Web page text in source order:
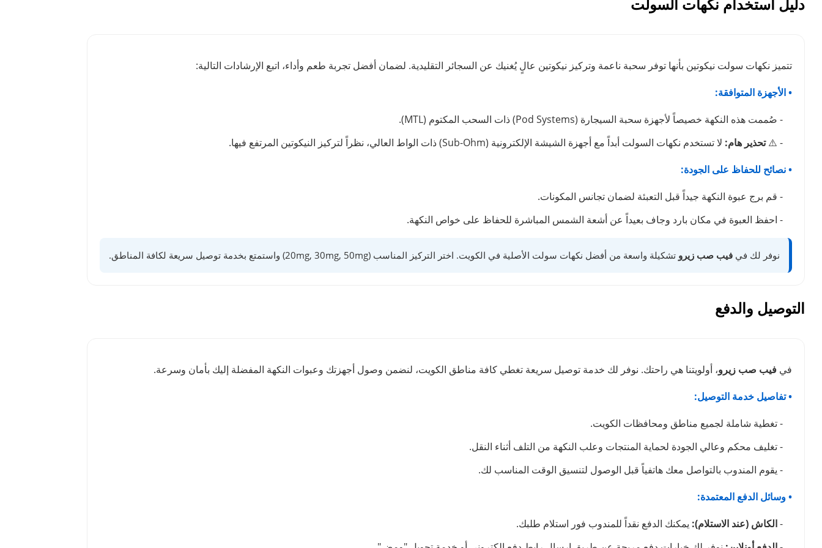
دليل استخدام نكهات السولت
تتميز نكهات سولت نيكوتين بأنها توفر سحبة ناعمة وتركيز نيكوتين عالٍ يُغنيك عن السجائر التقليدية. لضمان أفضل تجربة طعم وأداء، اتبع الإرشادات التالية:
• الأجهزة المتوافقة:
- صُممت هذه النكهة خصيصاً لأجهزة سحبة السيجارة (Pod Systems) ذات السحب المكتوم (MTL).
- ⚠️تحذير هام: لا تستخدم نكهات السولت أبداً مع أجهزة الشيشة الإلكترونية (Sub-Ohm) ذات الواط العالي، نظراً لتركيز النيكوتين المرتفع فيها.
• نصائح للحفاظ على الجودة:
- قم برج عبوة النكهة جيداً قبل التعبئة لضمان تجانس المكونات.
- احفظ العبوة في مكان بارد وجاف بعيداً عن أشعة الشمس المباشرة للحفاظ على خواص النكهة.
نوفر لك في فيب صب زيرو تشكيلة واسعة من أفضل نكهات سولت الأصلية في الكويت. اختر التركيز المناسب (20mg, 30mg, 50mg) واستمتع بخدمة توصيل سريعة لكافة المناطق.
التوصيل والدفع
في فيب صب زيرو، أولويتنا هي راحتك. نوفر لك خدمة توصيل سريعة تغطي كافة مناطق الكويت، لنضمن وصول أجهزتك وعبوات النكهة المفضلة إليك بأمان وسرعة.
• تفاصيل خدمة التوصيل:
- تغطية شاملة لجميع مناطق ومحافظات الكويت.
- تغليف محكم وعالي الجودة لحماية المنتجات وعلب النكهة من التلف أثناء النقل.
- يقوم المندوب بالتواصل معك هاتفياً قبل الوصول لتنسيق الوقت المناسب لك.
• وسائل الدفع المعتمدة:
-الكاش (عند الاستلام): يمكنك الدفع نقداً للمندوب فور استلام طلبك.